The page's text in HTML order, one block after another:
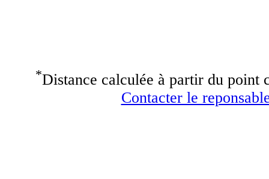
*Distance calculée à partir du point
Contacter le